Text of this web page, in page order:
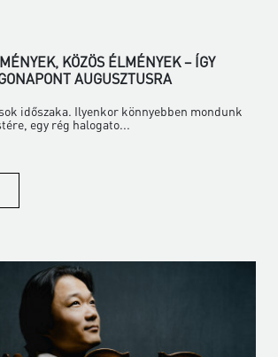
KÖZÖS ÉLMÉNYEK – ÍGY
AUGUSZTUSRA
időszaka. Ilyenkor könnyebben mondunk
egy rég halogato...